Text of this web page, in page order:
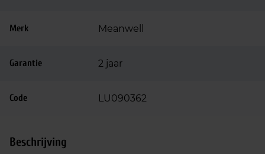
Merk Meanwell
Garantie 2 jaar
Code LU090362
Beschrijving